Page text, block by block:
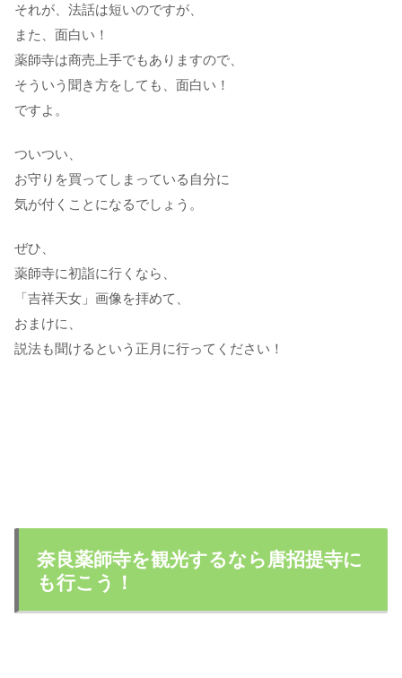
それが、法話は短いのですが、
また、面白い！
薬師寺は商売上手でもありますので、
そういう聞き方をしても、面白い！
ですよ。
ついつい、
お守りを買ってしまっている自分に
気が付くことになるでしょう。
ぜひ、
薬師寺に初詣に行くなら、
「吉祥天女」画像を拝めて、
おまけに、
説法も聞けるという正月に行ってください！
奈良薬師寺を観光するなら唐招提寺に
も行こう！